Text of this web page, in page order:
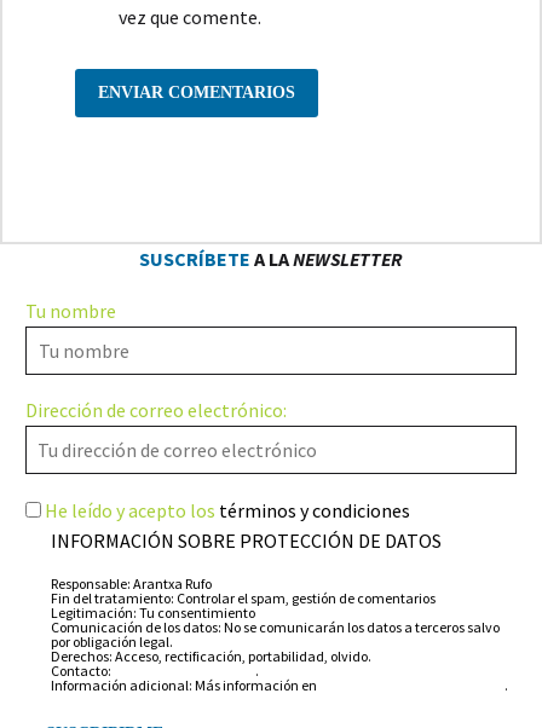
vez que comente.
ENVIAR COMENTARIOS
SUSCRÍBETE A LANEWSLETTER
Tu nombre
Dirección de correo electrónico:
He leído y acepto los términos y condiciones
INFORMACIÓN SOBRE PROTECCIÓN DE DATOS
Responsable: Arantxa Rufo
Fin del tratamiento: Controlar el spam, gestión de comentarios
Legitimación: Tu consentimiento
Comunicación de los datos: No se comunicarán los datos a terceros salvo
por obligación legal.
Derechos: Acceso, rectificación, portabilidad, olvido.
Contacto:
.
Información adicional: Más información en
.